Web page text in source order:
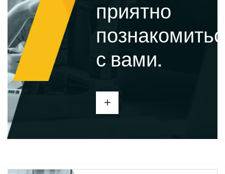
приятно
с вами.